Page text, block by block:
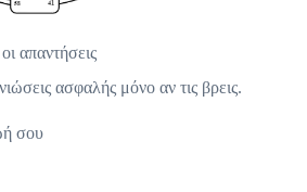
απαντήσεις
ασφαλής μόνο αν τις βρεις.
σου